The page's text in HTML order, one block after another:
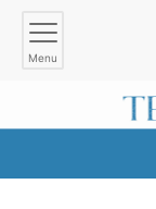
Menu